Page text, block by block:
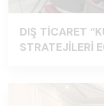
DIŞ TİCARET
STRATEJİLERİ